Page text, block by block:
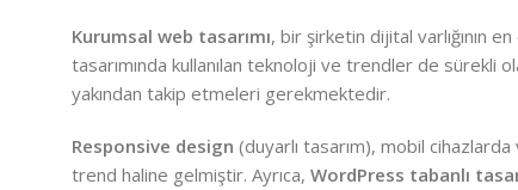
Kurumsal web tasarımı, bir şirketin dijital varlığının
tasarımında kullanılan teknoloji ve trendler de sürekli
yakından takip etmeleri gerekmektedir.
Responsive design (duyarlı tasarım), mobil
trend haline gelmiştir. Ayrıca, WordPress tabanlı